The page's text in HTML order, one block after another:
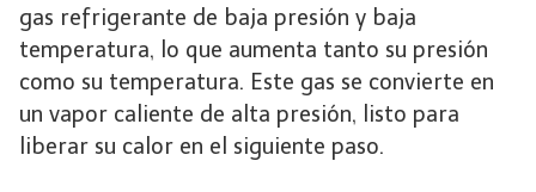
gas refrigerante de baja presión y baja
temperatura, lo que aumenta tanto su presión
como su temperatura. Este gas se convierte en
un vapor caliente de alta presión, listo para
liberar su calor en el siguiente paso.